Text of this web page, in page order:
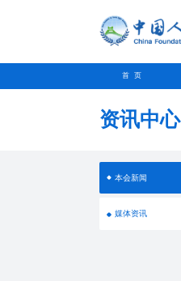
首 页
资讯中心
本会新闻
媒体资讯